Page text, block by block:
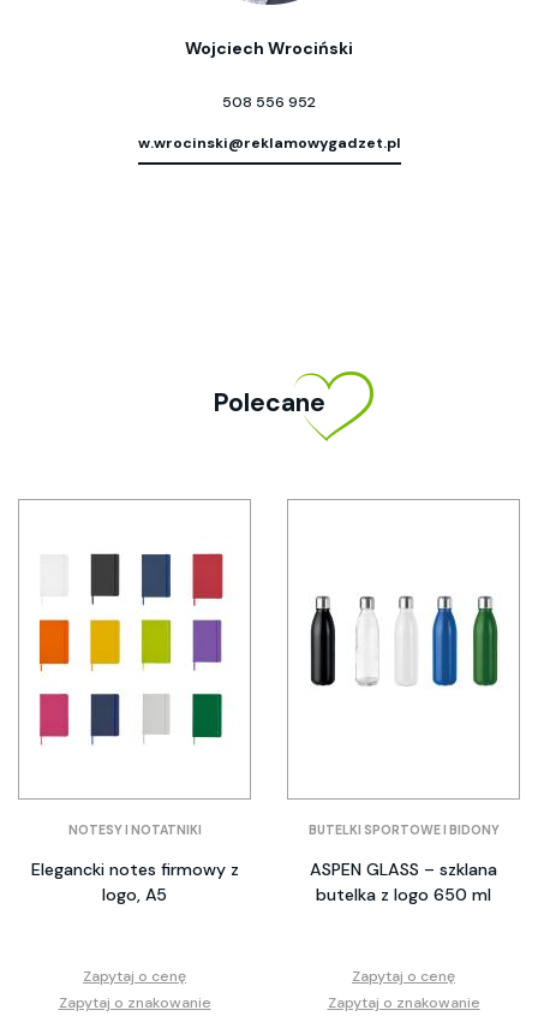
Wojciech Wrociński
508 556 952
w.wrocinski@reklamowygadzet.pl
Polecane
NOTESY I NOTATNIKI
Elegancki notes firmowy z
logo, A5
Zapytaj o cenę
Zapytaj o znakowanie
BUTELKI SPORTOWE I BIDONY
ASPEN GLASS – szklana
butelka z logo 650 ml
Zapytaj o cenę
Zapytaj o znakowanie